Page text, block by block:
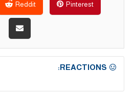
Pinterest
Reddit
REACTIONS: